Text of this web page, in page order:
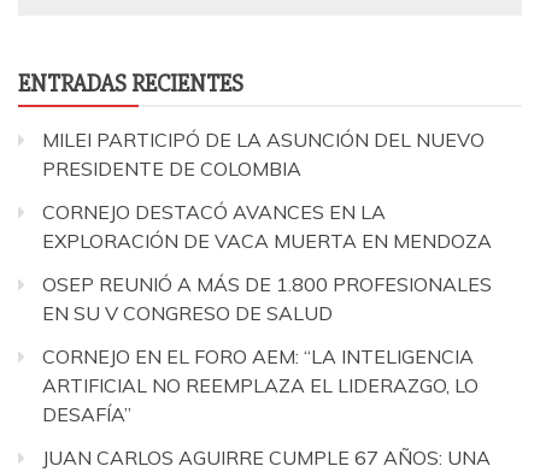
ENTRADAS RECIENTES
MILEI PARTICIPÓ DE LA ASUNCIÓN DEL NUEVO
PRESIDENTE DE COLOMBIA
CORNEJO DESTACÓ AVANCES EN LA
EXPLORACIÓN DE VACA MUERTA EN MENDOZA
OSEP REUNIÓ A MÁS DE 1.800 PROFESIONALES
EN SU V CONGRESO DE SALUD
CORNEJO EN EL FORO AEM: “LA INTELIGENCIA
ARTIFICIAL NO REEMPLAZA EL LIDERAZGO, LO
DESAFÍA”
JUAN CARLOS AGUIRRE CUMPLE 67 AÑOS: UNA